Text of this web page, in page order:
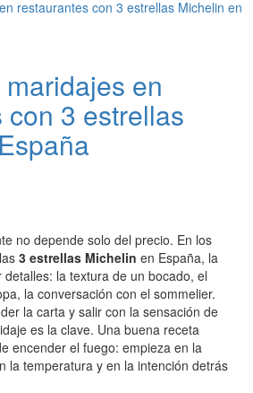
en
3 estrellas
no depende solo del precio. En los
3 estrellas Michelin en España, la
la textura de un bocado, el
la conversación con el sommelier.
la carta y salir con la sensación de
es la clave. Una buena receta
encender el fuego: empieza en la
la temperatura y en la intención detrás